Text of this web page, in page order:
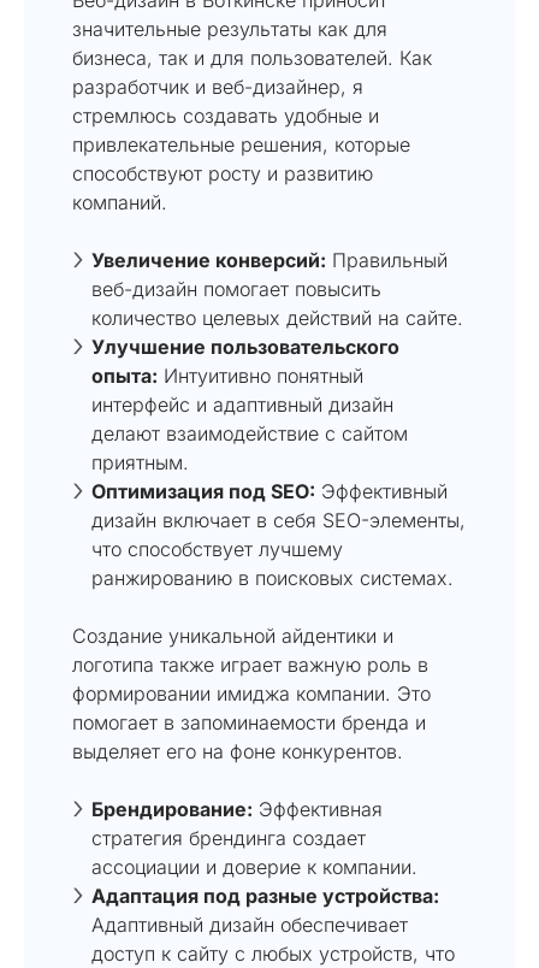
значительные результаты как для
бизнеса, так и для пользователей. Как
разработчик и веб-дизайнер, я
стремлюсь создавать удобные и
привлекательные решения, которые
способствуют росту и развитию
компаний.
Увеличение конверсий: Правильный
веб-дизайн помогает повысить
количество целевых действий на сайте.
Улучшение пользовательского
опыта: Интуитивно понятный
интерфейс и адаптивный дизайн
делают взаимодействие с сайтом
приятным.
Оптимизация под SEO: Эффективный
дизайн включает в себя SEO-элементы,
что способствует лучшему
ранжированию в поисковых системах.
Создание уникальной айдентики и
логотипа также играет важную роль в
формировании имиджа компании. Это
помогает в запоминаемости бренда и
выделяет его на фоне конкурентов.
Брендирование: Эффективная
стратегия брендинга создает
ассоциации и доверие к компании.
Адаптация под разные устройства:
Адаптивный дизайн обеспечивает
доступ к сайту с любых устройств, что